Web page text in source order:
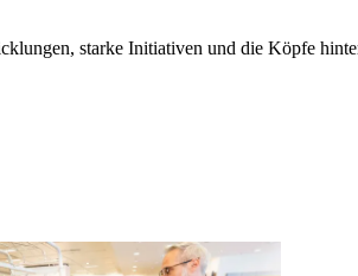
starke Initiativen und die Köpfe